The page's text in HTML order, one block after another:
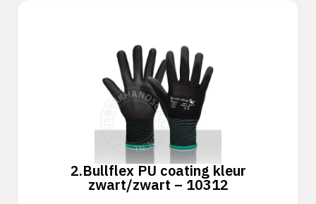
2.Bullflex PU coating kleur
zwart/zwart – 10312